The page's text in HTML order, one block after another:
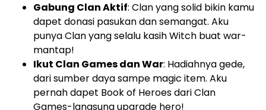
Gabung Clan Aktif: Clan yang solid bikin kamu
dapet donasi pasukan dan semangat. Aku
punya Clan yang selalu kasih Witch buat war-
mantap!
Ikut Clan Games dan War: Hadiahnya gede,
dari sumber daya sampe magic item. Aku
pernah dapet Book of Heroes dari Clan
Games-langsung upgrade hero!